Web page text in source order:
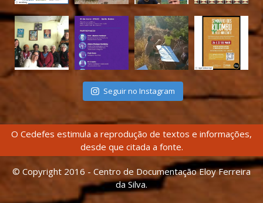
Seguir no Instagram
O Cedefes estimula a reprodução de textos e informações,
desde que citada a fonte.
© Copyright 2016 - Centro de Documentação Eloy Ferreira
da Silva.